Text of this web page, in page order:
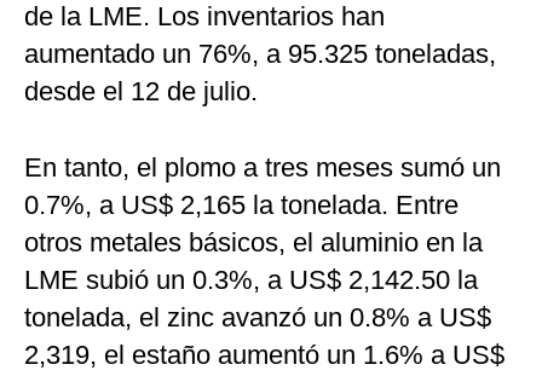
de la LME. Los inventarios han
aumentado un 76%, a 95.325 toneladas,
desde el 12 de julio.
En tanto, el plomo a tres meses sumó un
0.7%, a US$ 2,165 la tonelada. Entre
otros metales básicos, el aluminio en la
LME subió un 0.3%, a US$ 2,142.50 la
tonelada, el zinc avanzó un 0.8% a US$
2,319, el estaño aumentó un 1.6% a US$